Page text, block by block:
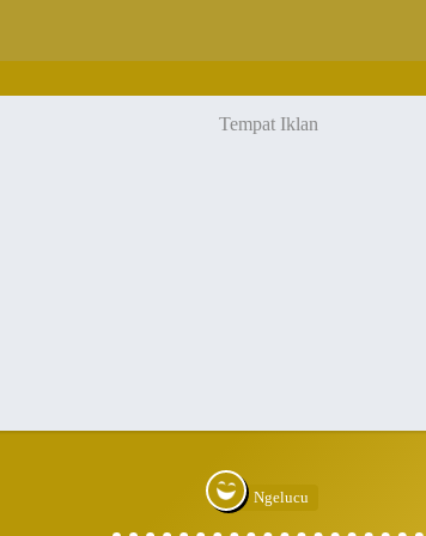
Ngelucu